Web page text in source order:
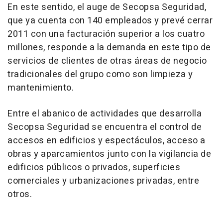
En este sentido, el auge de Secopsa Seguridad,
que ya cuenta con 140 empleados y prevé cerrar
2011 con una facturación superior a los cuatro
millones, responde a la demanda en este tipo de
servicios de clientes de otras áreas de negocio
tradicionales del grupo como son limpieza y
mantenimiento.
Entre el abanico de actividades que desarrolla
Secopsa Seguridad se encuentra el control de
accesos en edificios y espectáculos, acceso a
obras y aparcamientos junto con la vigilancia de
edificios públicos o privados, superficies
comerciales y urbanizaciones privadas, entre
otros.